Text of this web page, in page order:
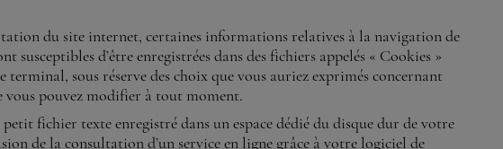
du site internet, certaines informations relatives à la navigation de
susceptibles d’être enregistrées dans des fichiers appelés « Cookies »
terminal, sous réserve des choix que vous auriez exprimés concernant
vous pouvez modifier à tout moment.
fichier texte enregistré dans un espace dédié du disque dur de votre
de la consultation d’un service en ligne grâce à votre logiciel de